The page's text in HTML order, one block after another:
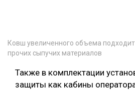
Ковш увеличенного объема
прочих сыпучих материалов
Также в комплектации
защиты как кабины